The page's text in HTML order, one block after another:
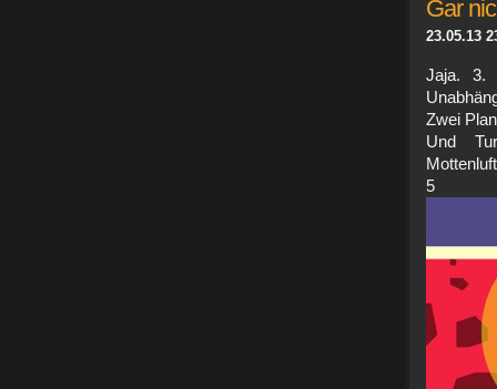
Gar
23.05.13
Jaja. 3.
Zwei
Und
5